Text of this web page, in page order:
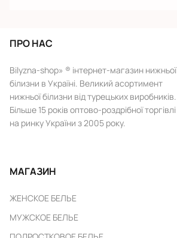
ПРО НАС
Bilyzna-shop» ® інтернет-магазин нижньої
білизни в Україні. Великий асортимент
нижньої білизни від турецьких виробників.
Більше 15 років оптово-роздрібної торгівлі
на ринку України з 2005 року.
МАГАЗИН
ЖЕНСКОЕ БЕЛЬЕ
МУЖСКОЕ БЕЛЬЕ